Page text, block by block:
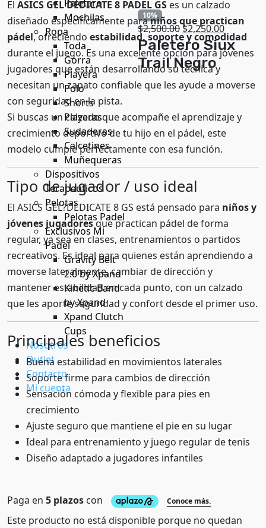
Paletero
Mochilas
Ropa
Toda
Gorra
Playera
Polo
Shorts
Playeras
Sudaderas
Calcetines
Muñequeras
Dispositivos
Terapeuticos
Pelotas
Pelotas Padel
Exclusivos Mi
Padel
Gravity Belt
2.0 by Xpand
Kinetic Band
by Xpand
Xpand Clutch
Cups
Nosotros
Outlet
Contacto
Mi cuenta
10%
$2,500.00$2,250.00
Paletero Siux
Trail Negro
El ASICS GEL DEDICATE 8 PADEL GS es un calzado
diseñado específicamente paraniños que practican
pádel, ofreciendo estabilidad, soporte y comodidad
durante el juego. Es una excelente opción para jóvenes
jugadores que están desarrollando su técnica y
necesitan un zapato confiable que les ayude a moverse
con seguridad en la pista.
Si buscas un calzado que acompañe el aprendizaje y
crecimiento deportivo de tu hijo en el pádel, este
modelo cumple perfectamente con esa función.
Tipo de jugador / uso ideal
El ASICS GEL?DEDICATE 8 GS está pensado para niños y
jóvenes jugadoresque practican pádel de forma
regular, ya sea en clases, entrenamientos o partidos
recreativos. Es ideal para quienes están aprendiendo a
moverse lateralmente, cambiar de dirección y
mantener estabilidad en cada punto, con un calzado
que les aporte seguridad y confort desde el primer uso.
Principales beneficios
Buena estabilidad en movimientos laterales
Soporte firme para cambios de dirección
Sensación cómoda y flexible para pies en
crecimiento
Ajuste seguro que mantiene el pie en su lugar
Ideal para entrenamiento y juego regular de tenis
Diseño adaptado a jugadores infantiles
Este producto no está disponible porque no quedan